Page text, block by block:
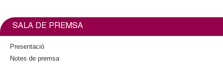
x
k
n
i
SALA DE PREMSA
Presentació
Notes de premsa